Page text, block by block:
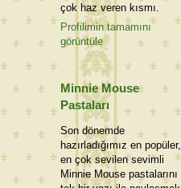
çok haz veren kısmı.
Profilimin tamamını
görüntüle
Minnie Mouse
Pastaları
Son dönemde
hazırladığımız en popüler,
en çok sevilen sevimli
Minnie Mouse pastalarını